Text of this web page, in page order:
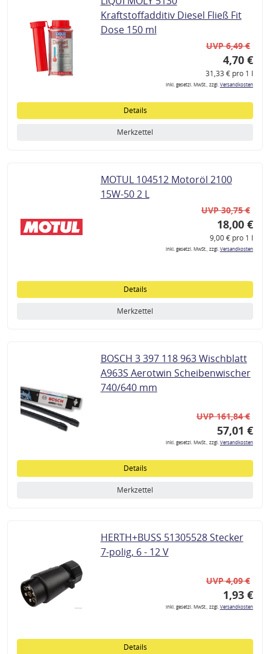
Kraftstoffadditiv Diesel Fließ Fit
Dose 150 ml
UVP 6,49 €
4,70 €
31,33 € pro 1 l
inkl. gesetzl. MwSt., zzgl.Versandkosten
Details
Merkzettel
MOTUL 104512 Motoröl 2100
15W-50 2 L
UVP 30,75 €
18,00 €
9,00 € pro 1 l
inkl. gesetzl. MwSt., zzgl.Versandkosten
Details
Merkzettel
BOSCH 3 397 118 963 Wischblatt
A963S Aerotwin Scheibenwischer
740/640 mm
UVP 161,84 €
57,01 €
inkl. gesetzl. MwSt., zzgl.Versandkosten
Details
Merkzettel
HERTH+BUSS 51305528 Stecker
7-polig, 6 - 12 V
UVP 4,09 €
1,93 €
inkl. gesetzl. MwSt., zzgl.Versandkosten
Details